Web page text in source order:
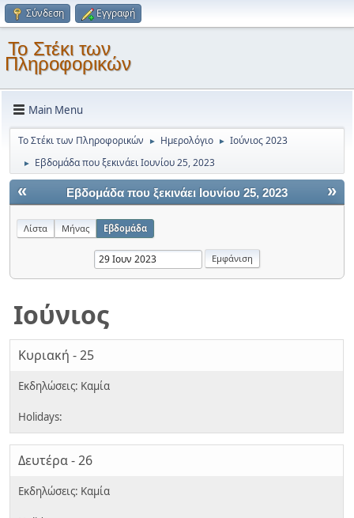
Σύνδεση Εγγραφή
Το Στέκι των
Πληροφορικών
Main Menu
Το Στέκι των Πληροφορικών ► Ημερολόγιο ► Ιούνιος 2023
► Εβδομάδα που ξεκινάει Ιουνίου 25, 2023
« »
Εβδομάδα που ξεκινάει Ιουνίου 25, 2023
Λίστα Μήνας Εβδομάδα
Ιούνιος
Κυριακή - 25
Δευτέρα - 26